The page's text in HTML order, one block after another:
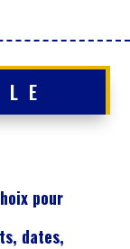
pour
dates,